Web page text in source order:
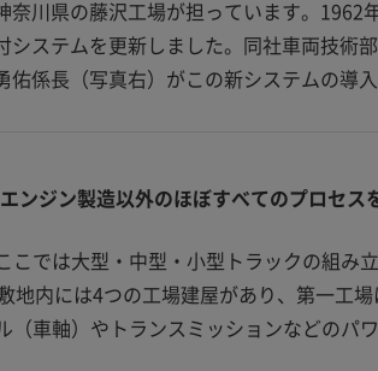
奈川県の藤沢工場が担っています。
システムを更新しました。同社車両技
佑係長（写真右）がこの新システムの導
ンジン製造以外のほぼすべてのプロセス
では大型・中型・小型トラックの組み
地内には4つの工場建屋があり、第一工
（車軸）やトランスミッションなどのパ